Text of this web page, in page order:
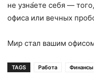
не узна́ете себя —
офиса или вечных
Мир стал вашим
TAGS Работа Финансы